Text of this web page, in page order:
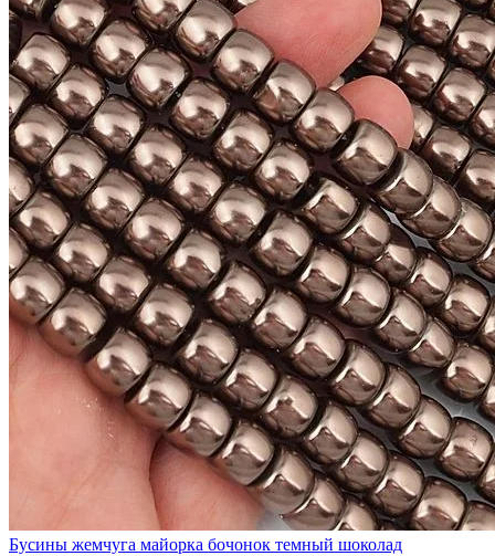
Бусины жемчуга майорка бочонок темный шоколад